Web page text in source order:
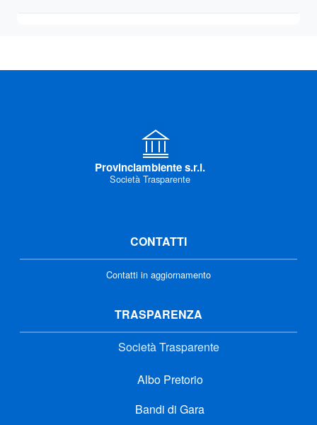
Provinciambiente s.r.l.
Società Trasparente
CONTATTI
Contatti in aggiornamento
TRASPARENZA
Società Trasparente
Albo Pretorio
Bandi di Gara